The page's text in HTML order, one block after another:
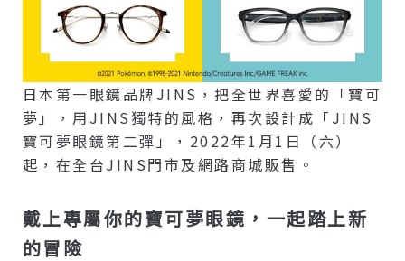
日本第一眼鏡品牌JINS，把全世界喜愛的「寶可
夢」，用JINS獨特的風格，再次設計成「JINS
寶可夢眼鏡第二彈」，2022年1月1日（六）
起，在全台JINS門市及網路商城販售。
戴上專屬你的寶可夢眼鏡，一起踏上新
的冒險